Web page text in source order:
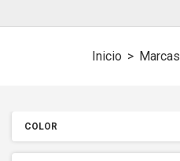
Inicio > Marcas
COLOR